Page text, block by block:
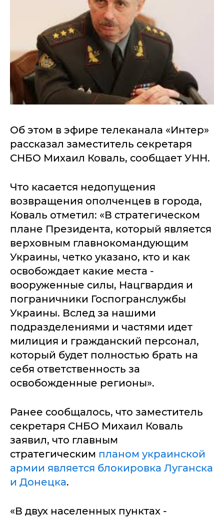
Об этом в эфире телеканала «Интер»
рассказал заместитель секретаря
СНБО Михаил Коваль, сообщает УНН.
Что касается недопущения
возвращения ополченцев в города,
Коваль отметил: «В стратегическом
плане Президента, который является
верховным главнокомандующим
Украины, четко указано, кто и как
освобождает какие места -
вооруженные силы, Нацгвардия и
пограничники Госпогранслужбы
Украины. Вслед за нашими
подразделениями и частями идет
милиция и гражданский персонал,
который будет полностью брать на
себя ответственность за
освобожденные регионы».
Ранее сообщалось, что заместитель
секретаря СНБО Михаил Коваль
заявил, что главным
стратегическим планом украинской
армии является блокировка Луганска
и Донецка.
«В двух населенных пунктах -